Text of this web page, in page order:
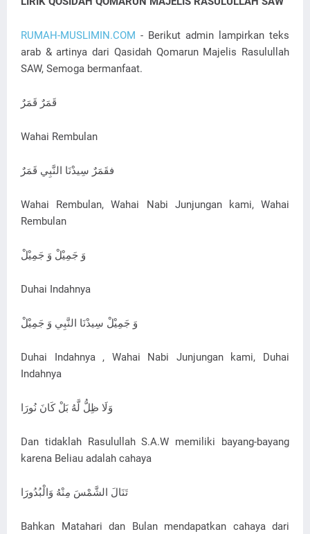
RUMAH-MUSLIMIN.COM - Berikut admin lampirkan teks
arab & artinya dari Qasidah Qomarun Majelis Rasulullah
SAW, Semoga bermanfaat.
قَمَرٌ قَمَرٌ
Wahai Rembulan
فقَمَرٌ سِيدْنَا النَّبِي قَمَرٌ
Wahai Rembulan, Wahai Nabi Junjungan kami, Wahai
Rembulan
وَ جَمِيْلْ وَ جَمِيْلْ
Duhai Indahnya
وَ جَمِيْلْ سِيدْنَا النَّبِي وَ جَمِيْلْ
Duhai Indahnya , Wahai Nabi Junjungan kami, Duhai
Indahnya
وَلَا ظِلُّ لَّهُ بَلْ كَانَ نُورَا
Dan tidaklah Rasulullah S.A.W memiliki bayang-bayang
karena Beliau adalah cahaya
تَنَالَ الشَّمْسَ مِنْهُ وَالْبُدُورَا
Bahkan Matahari dan Bulan mendapatkan cahaya dari